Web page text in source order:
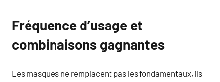
Fréquence d’usage et
combinaisons gagnantes
Les masques ne remplacent pas les fondamentaux, ils